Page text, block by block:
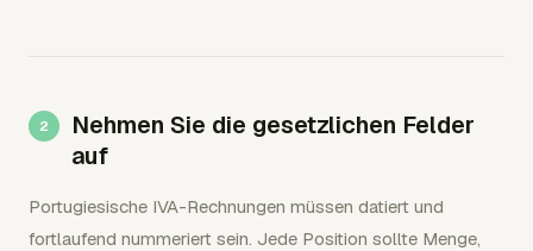
Nehmen Sie die gesetzlichen Felder
auf
Portugiesische IVA-Rechnungen müssen datiert und
fortlaufend nummeriert sein. Jede Position sollte Menge,